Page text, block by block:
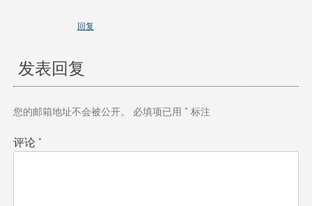
回复
发表回复
您的邮箱地址不会被公开。 必填项已用 * 标注
评论 *